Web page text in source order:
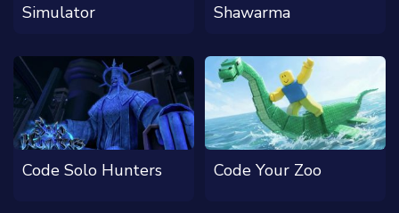
Simulator
Shawarma
Code Solo Hunters Code Your Zoo